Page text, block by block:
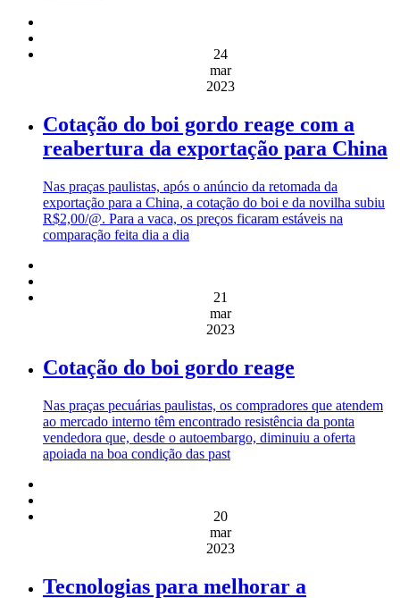
24
mar
2023
Cotação do boi gordo reage com a
reabertura da exportação para China
Nas praças paulistas, após o anúncio da retomada da
exportação para a China, a cotação do boi e da novilha subiu
R$2,00/@. Para a vaca, os preços ficaram estáveis na
comparação feita dia a dia
21
mar
2023
Cotação do boi gordo reage
Nas praças pecuárias paulistas, os compradores que atendem
ao mercado interno têm encontrado resistência da ponta
vendedora que, desde o autoembargo, diminuiu a oferta
apoiada na boa condição das past
20
mar
2023
Tecnologias para melhorar a